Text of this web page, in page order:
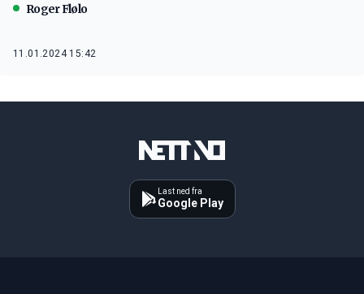
Roger Flølo
11.01.2024 15:42
Last ned fra
Google Play